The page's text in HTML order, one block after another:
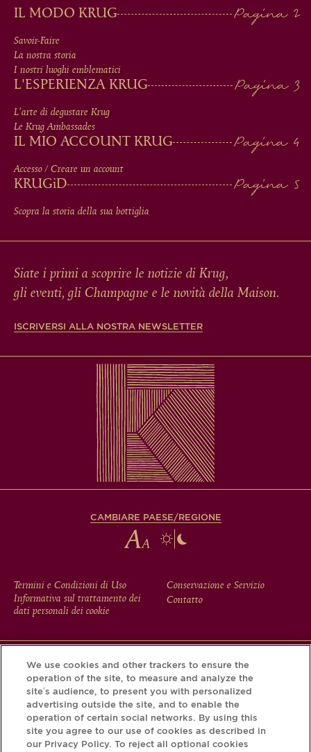
MAIN
MEN
IN
FOOTER
IL MODO KRUG
Savoir-Faire
La nostra storia
I nostri luoghi emblematici
L'ESPERIENZA KRUG
L'arte di degustare Krug
Le Krug Ambassades
IL MIO ACCOUNT KRUG
Accesso / Creare un account
KRUGiD
Scopra la storia della sua bottiglia
Siate i primi a scoprire le notizie di Krug,
gli eventi, gli Champagne e le novità della Maison.
ISCRIVERSI ALLA NOSTRA NEWSLETTER
CAMBIARE PAESE/REGIONE
FOOTER
MENU
Termini e Condizioni di Uso
Informativa sul trattamento dei
dati personali dei cookie
Conservazione e Servizio
Contatto
Scarichi l'app Krug e scopra la storia che si nasconde dietro
la sua bottiglia tramite il Krug iD.
We use cookies and other trackers to ensure the
operation of the site, to measure and analyze the
site’s audience, to present you with personalized
advertising outside the site, and to enable the
operation of certain social networks. By using this
site you agree to our use of cookies as described in
our Privacy Policy. To reject all optional cookies